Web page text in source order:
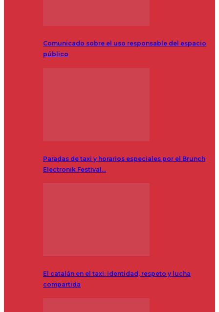
Comunicado sobre el uso responsable del espacio
público
Paradas de taxi y horarios especiales por el Brunch
Electronik Festival…
El catalán en el taxi: identidad, respeto y lucha
compartida